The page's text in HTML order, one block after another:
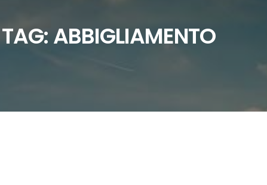
TAG:ABBIGLIAMENTO